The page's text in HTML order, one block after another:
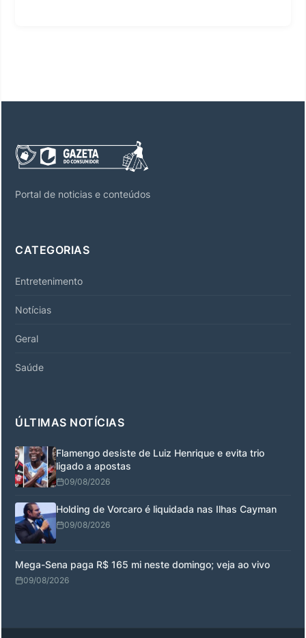
Portal de noticias e conteúdos
CATEGORIAS
Entretenimento
Notícias
Geral
Saúde
ÚLTIMAS NOTÍCIAS
Flamengo desiste de Luiz Henrique e evita trio
ligado a apostas
09/08/2026
Holding de Vorcaro é liquidada nas Ilhas Cayman
09/08/2026
Mega-Sena paga R$ 165 mi neste domingo; veja ao vivo
09/08/2026